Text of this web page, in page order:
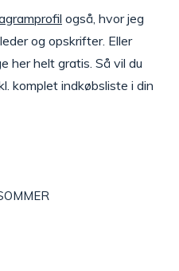
også, hvor jeg
og opskrifter. Eller
her helt gratis. Så vil du
komplet indkøbsliste i din